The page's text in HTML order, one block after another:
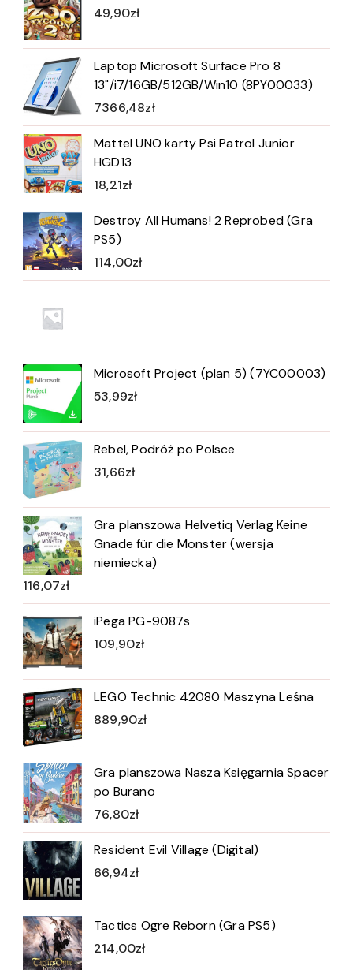
49,90zł
Laptop Microsoft Surface Pro 8
13"/i7/16GB/512GB/Win10 (8PY00033)
7366,48zł
Mattel UNO karty Psi Patrol Junior
HGD13
18,21zł
Destroy All Humans! 2 Reprobed (Gra
PS5)
114,00zł
Microsoft Project (plan 5) (7YC00003)
53,99zł
Rebel, Podróż po Polsce
31,66zł
Gra planszowa Helvetiq Verlag Keine
Gnade für die Monster (wersja
niemiecka)
116,07zł
iPega PG-9087s
109,90zł
LEGO Technic 42080 Maszyna Leśna
889,90zł
Gra planszowa Nasza Księgarnia Spacer
po Burano
76,80zł
Resident Evil Village (Digital)
66,94zł
Tactics Ogre Reborn (Gra PS5)
214,00zł